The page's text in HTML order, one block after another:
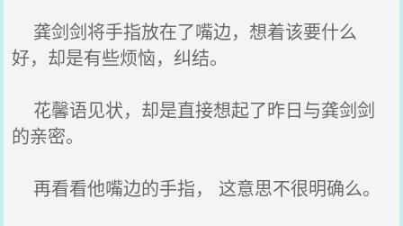
龚剑剑将手指放在了嘴边，想着该要什么
好，却是有些烦恼，纠结。
花馨语见状，却是直接想起了昨日与龚剑剑
的亲密。
再看看他嘴边的手指， 这意思不很明确么。